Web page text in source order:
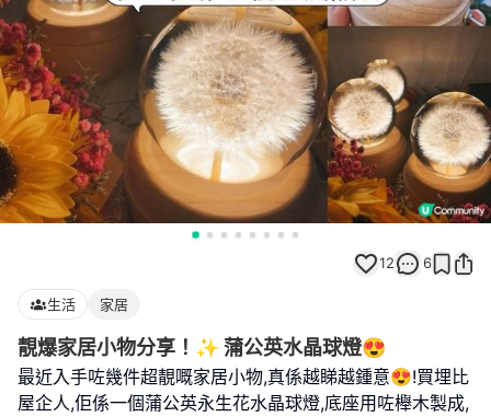
12 6
生活 家居
靚爆家居小物分享！✨ 蒲公英水晶球燈😍
最近入手咗幾件超靚嘅家居小物,真係越睇越鍾意😍!買埋比
屋企人,佢係一個蒲公英永生花水晶球燈,底座用咗櫸木製成,